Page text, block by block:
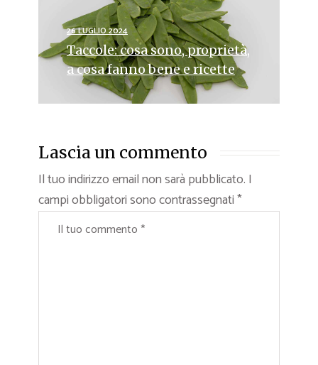
26 LUGLIO 2024
Taccole: cosa sono, proprietà,
a cosa fanno bene e ricette
Lascia un commento
Il tuo indirizzo email non sarà pubblicato. I
campi obbligatori sono contrassegnati*